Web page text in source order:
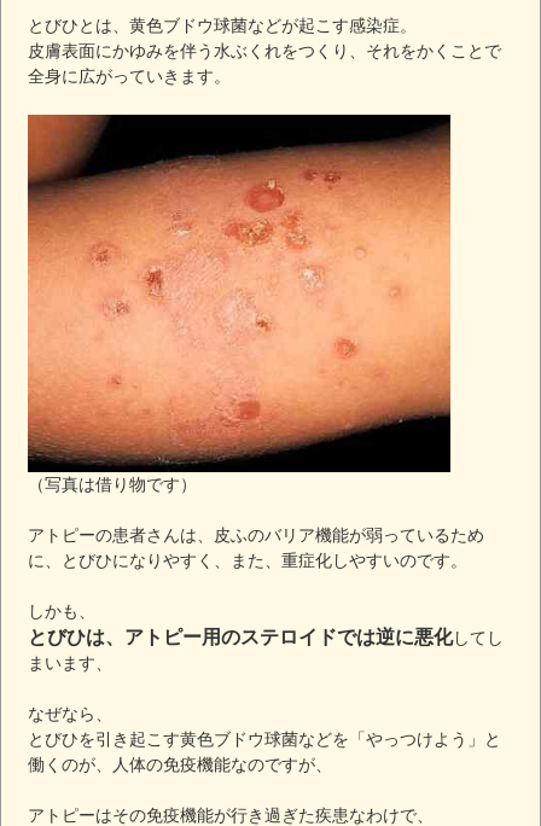
とびひとは、黄色ブドウ球菌などが起こす感染症。
皮膚表面にかゆみを伴う水ぶくれをつくり、それをかくことで
全身に広がっていきます。
（写真は借り物です）
アトピーの患者さんは、皮ふのバリア機能が弱っているため
に、とびひになりやすく、また、重症化しやすいのです。
しかも、
とびひは、アトピー用のステロイドでは逆に悪化してし
まいます、
なぜなら、
とびひを引き起こす黄色ブドウ球菌などを「やっつけよう」と
働くのが、人体の免疫機能なのですが、
アトピーはその免疫機能が行き過ぎた疾患なわけで、